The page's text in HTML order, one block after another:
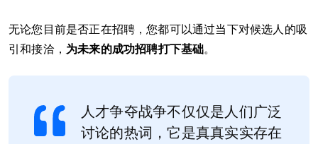
无论您目前是否正在招聘，您都可以通过当下对候选人的吸
引和接洽， 为未来的成功招聘打下基础。
人才争夺战争不仅仅是人们广泛
讨论的热词，它是真真实实存在